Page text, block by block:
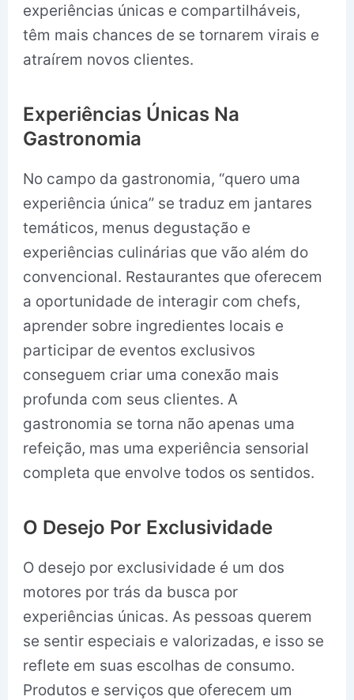
experiências únicas e compartilháveis,
têm mais chances de se tornarem virais e
atraírem novos clientes.
Experiências Únicas Na
Gastronomia
No campo da gastronomia, “quero uma
experiência única” se traduz em jantares
temáticos, menus degustação e
experiências culinárias que vão além do
convencional. Restaurantes que oferecem
a oportunidade de interagir com chefs,
aprender sobre ingredientes locais e
participar de eventos exclusivos
conseguem criar uma conexão mais
profunda com seus clientes. A
gastronomia se torna não apenas uma
refeição, mas uma experiência sensorial
completa que envolve todos os sentidos.
O Desejo Por Exclusividade
O desejo por exclusividade é um dos
motores por trás da busca por
experiências únicas. As pessoas querem
se sentir especiais e valorizadas, e isso se
reflete em suas escolhas de consumo.
Produtos e serviços que oferecem um